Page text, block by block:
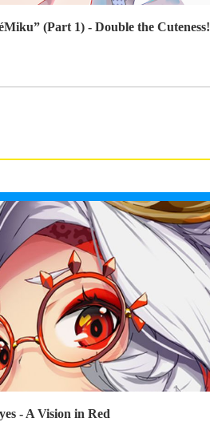
(Part 1) - Double the Cuteness!
- A Vision in Red